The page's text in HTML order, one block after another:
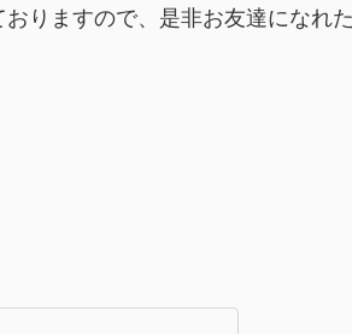
りますので、是非お友達になれ